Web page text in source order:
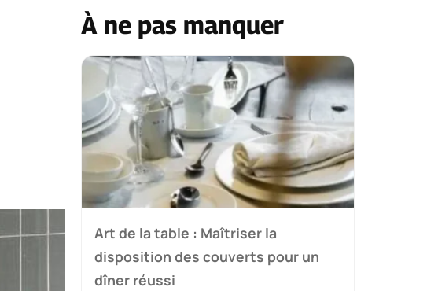
À ne pas manquer
Art de la table : Maîtriser la
disposition des couverts pour un
dîner réussi